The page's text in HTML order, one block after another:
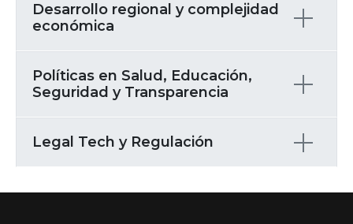
Desarrollo regional y complejidad
económica
Políticas en Salud, Educación,
Seguridad y Transparencia
Legal Tech y Regulación